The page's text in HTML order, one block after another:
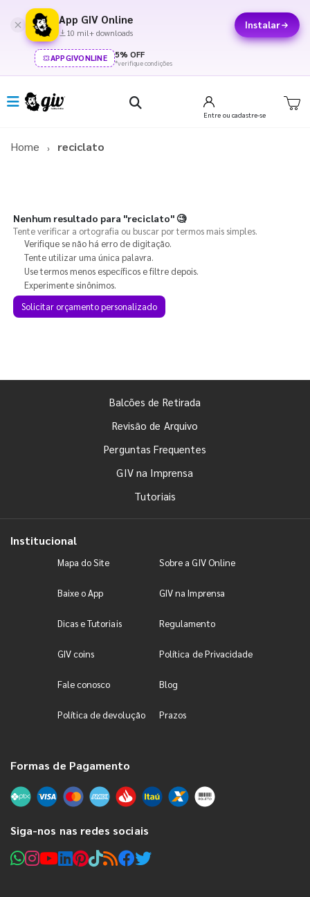
App GIV Online
10 mil+ downloads
Instalar
APPGIVONLINE 5% OFF
*verifique condições
Entre ou cadastre-se
Home reciclato
Nenhum resultado para "reciclato"🧐
Tente verificar a ortografia ou buscar por termos mais simples.
Verifique se não há erro de digitação.
Tente utilizar uma única palavra.
Use termos menos específicos e filtre depois.
Experimente sinônimos.
Solicitar orçamento personalizado
Balcões de Retirada
Revisão de Arquivo
Perguntas Frequentes
GIV na Imprensa
Tutoriais
Institucional
Mapa do Site Sobre a GIV Online
Baixe o App GIV na Imprensa
Dicas e Tutoriais Regulamento
GIV coins Política de Privacidade
Fale conosco Blog
Política de devolução Prazos
Formas de Pagamento
Siga-nos nas redes sociais